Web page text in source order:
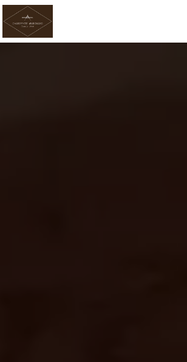
Panneau de gestion des cookies